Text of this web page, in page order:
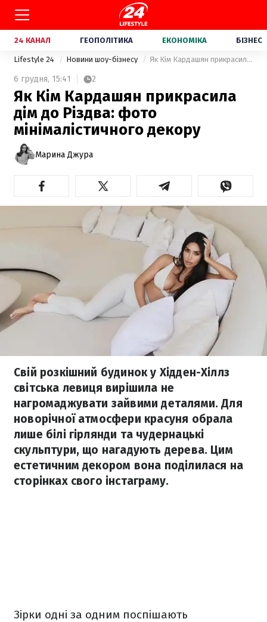
24 КАНАЛ ГЕОПОЛІТИКА ЕКОНОМІКА БІЗНЕС
Lifestyle 24 Новини шоу-бізнесу Як Кім Кардашян прикрасила дім до Різдва: фото мінімалістичного декору
6 грудня, 15:41 2
Як Кім Кардашян прикрасила
дім до Різдва: фото
мінімалістичного декору
Марина Джура
Свій розкішний будинок у Хідден-Хіллз
світська левиця вирішила не
нагромаджувати зайвими деталями. Для
новорічної атмосфери красуня обрала
лише білі гірлянди та чудернацькі
скульптури, що нагадують дерева. Цим
естетичним декором вона поділилася на
сторінках свого інстаграму.
Зірки одні за одним поспішають